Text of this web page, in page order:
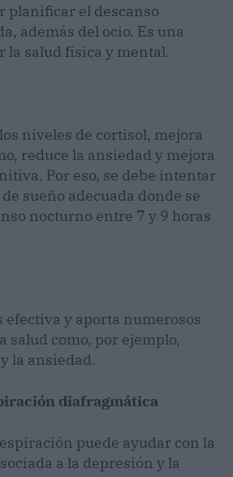
planificar el descanso
además del ocio. Es una
la salud física y mental.
niveles de cortisol, mejora
reduce la ansiedad y mejora
Por eso, se debe intentar
sueño adecuada donde se
nocturno entre 7 y 9 horas
efectiva y aporta numerosos
salud como, por ejemplo,
la ansiedad.
diafragmática
puede ayudar con la
a la depresión y la